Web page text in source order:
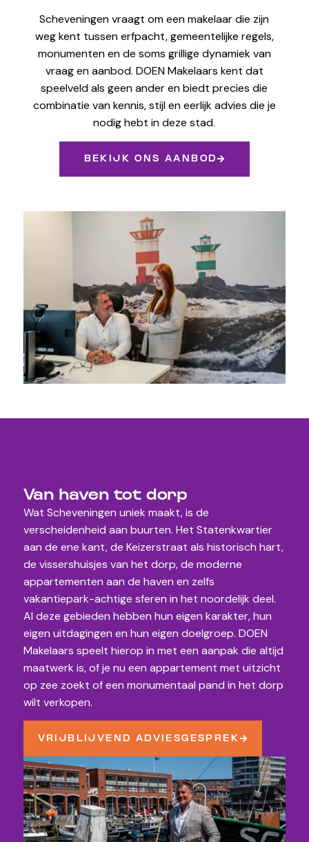
Scheveningen vraagt om een makelaar die zijn
weg kent tussen erfpacht, gemeentelijke regels,
monumenten en de soms grillige dynamiek van
vraag en aanbod. DOEN Makelaars kent dat
speelveld als geen ander en biedt precies die
combinatie van kennis, stijl en eerlijk advies die je
nodig hebt in deze stad.
BEKIJK ONS AANBOD
Van haven tot dorp
Wat Scheveningen uniek maakt, is de
verscheidenheid aan buurten. Het Statenkwartier
aan de ene kant, de Keizerstraat als historisch hart,
de vissershuisjes van het dorp, de moderne
appartementen aan de haven en zelfs
vakantiepark-achtige sferen in het noordelijk deel.
Al deze gebieden hebben hun eigen karakter, hun
eigen uitdagingen en hun eigen doelgroep. DOEN
Makelaars speelt hierop in met een aanpak die altijd
maatwerk is, of je nu een appartement met uitzicht
op zee zoekt of een monumentaal pand in het dorp
wilt verkopen.
VRIJBLIJVEND ADVIESGESPREK